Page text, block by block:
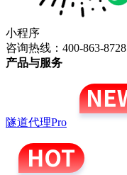
小程序
咨询热线：400-863-8728
产品与服务
隧道代理Pro